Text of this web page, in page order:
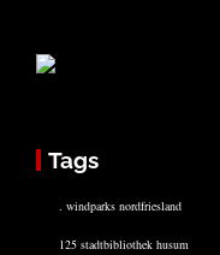
Tags
. windparks nordfriesland
125 stadtbibliothek husum